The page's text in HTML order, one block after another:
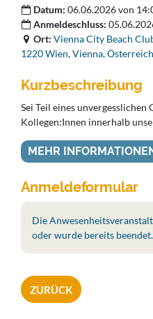
Datum: 06.06.2026 von
Anmeldeschluss:
Ort: Vienna City Beach
1220 Wien, Vienna, Österreich
Kurzbeschreibung
Sei Teil eines unvergesslichen
Kollegen:Innen innerhalb
MEHR
Anmeldeformular
Die
oder wurde bereits beendet.
ZURÜCK